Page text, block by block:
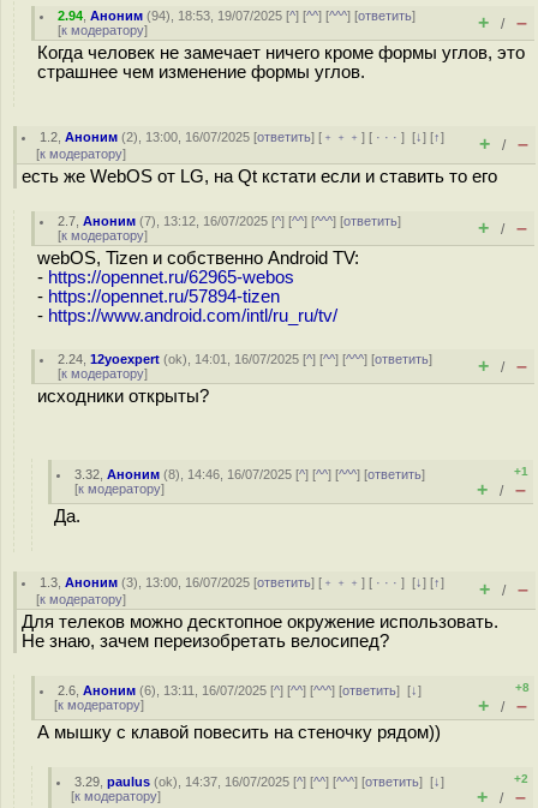
2.94 ,Аноним (94), 18:53, 19/07/2025 [^] [^^] [^^^] [ответить]
[к модератору] + / –
Когда человек не замечает ничего кроме формы углов, это
страшнее чем изменение формы углов.
1.2 ,Аноним (2), 13:00, 16/07/2025 [ответить] [ ﹢﹢﹢] [ · · ·][↓] [↑]
[к модератору] + / –
есть же WebOS от LG, на Qt кстати если и ставить то его
2.7 ,Аноним (7), 13:12, 16/07/2025 [^] [^^] [^^^] [ответить]
[к модератору] + / –
webOS, Tizen и собственно Android TV:
- https://opennet.ru/62965-webos
- https://opennet.ru/57894-tizen
- https://www.android.com/intl/ru_ru/tv/
2.24 ,12yoexpert (ok), 14:01, 16/07/2025 [^] [^^] [^^^] [ответить]
[к модератору] + / –
исходники открыты?
3.32 ,Аноним (8), 14:46, 16/07/2025 [^] [^^] [^^^] [ответить]
[к модератору]
+1
+ / –
Да.
1.3 ,Аноним (3), 13:00, 16/07/2025 [ответить] [ ﹢﹢﹢] [ · · ·][↓] [↑]
[к модератору] + / –
Для телеков можно десктопное окружение использовать.
Не знаю, зачем переизобретать велосипед?
2.6 ,Аноним (6), 13:11, 16/07/2025 [^] [^^] [^^^] [ответить][↓]
[к модератору]
+8
+ / –
А мышку с клавой повесить на стеночку рядом))
3.29 ,paulus (ok), 14:37, 16/07/2025 [^] [^^] [^^^] [ответить][↓]
[к модератору]
+2
+ / –